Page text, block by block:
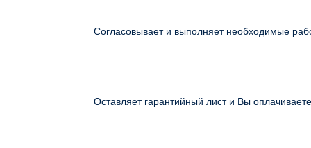
Согласовывает и выполняет необходимые
Оставляет гарантийный лист и Вы оплачиваете